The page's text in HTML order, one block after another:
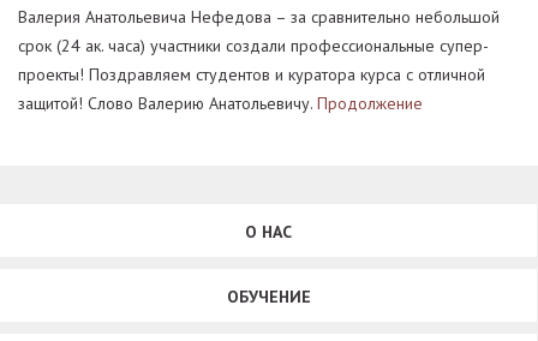
Валерия Анатольевича Нефедова – за сравнительно небольшой
срок (24 ак. часа) участники создали профессиональные супер-
проекты! Поздравляем студентов и куратора курса с отличной
защитой! Слово Валерию Анатольевичу. Продолжение
О НАС
ОБУЧЕНИЕ